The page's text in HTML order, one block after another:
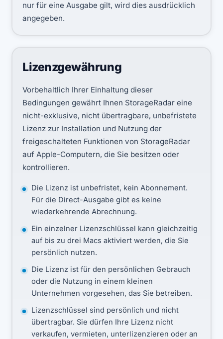
nur für eine Ausgabe gilt, wird dies ausdrücklich
angegeben.
Lizenzgewährung
Vorbehaltlich Ihrer Einhaltung dieser
Bedingungen gewährt Ihnen StorageRadar eine
nicht-exklusive, nicht übertragbare, unbefristete
Lizenz zur Installation und Nutzung der
freigeschalteten Funktionen von StorageRadar
auf Apple-Computern, die Sie besitzen oder
kontrollieren.
Die Lizenz ist unbefristet, kein Abonnement.
Für die Direct-Ausgabe gibt es keine
wiederkehrende Abrechnung.
Ein einzelner Lizenzschlüssel kann gleichzeitig
auf bis zu drei Macs aktiviert werden, die Sie
persönlich nutzen.
Die Lizenz ist für den persönlichen Gebrauch
oder die Nutzung in einem kleinen
Unternehmen vorgesehen, das Sie betreiben.
Lizenzschlüssel sind persönlich und nicht
übertragbar. Sie dürfen Ihre Lizenz nicht
verkaufen, vermieten, unterlizenzieren oder an